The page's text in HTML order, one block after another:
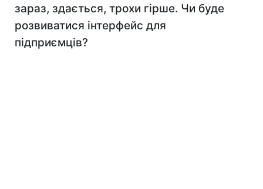
зараз, здається, трохи гірше. Чи буде
розвиватися інтерфейс для
підприємців?